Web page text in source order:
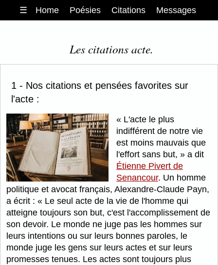
☰ Home Poésies Citations Messages
Les citations acte.
1 - Nos citations et pensées favorites sur
l'acte :
L'acte le plus
indifférent de notre vie
est moins mauvais que
l'effort sans but,
a dit
Étienne Pivert de
Senancour. Un homme
politique et avocat français, Alexandre-Claude Payn,
a écrit :
Le seul acte de la vie de l'homme qui
atteigne toujours son but, c'est l'accomplissement de
son devoir. Le monde ne juge pas les hommes sur
leurs intentions ou sur leurs bonnes paroles, le
monde juge les gens sur leurs actes et sur leurs
promesses tenues. Les actes sont toujours plus